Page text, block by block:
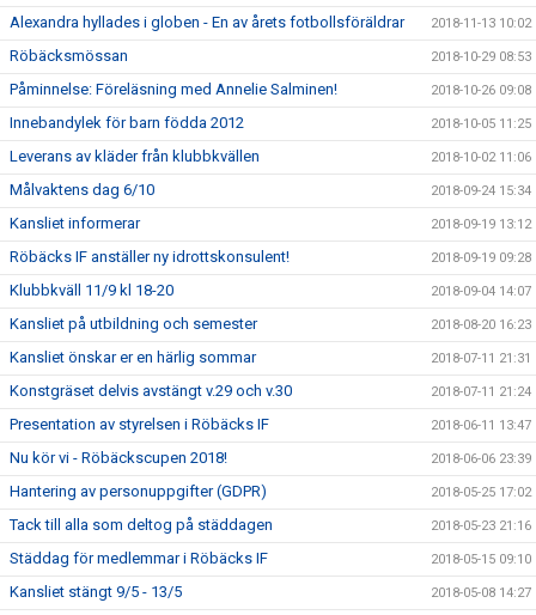
Alexandra hyllades i globen - En av årets fotbollsföräldrar 2018-11-13 10:02
Röbäcksmössan 2018-10-29 08:53
Påminnelse: Föreläsning med Annelie Salminen! 2018-10-26 09:08
Innebandylek för barn födda 2012 2018-10-05 11:25
Leverans av kläder från klubbkvällen 2018-10-02 11:06
Målvaktens dag 6/10 2018-09-24 15:34
Kansliet informerar 2018-09-19 13:12
Röbäcks IF anställer ny idrottskonsulent! 2018-09-19 09:28
Klubbkväll 11/9 kl 18-20 2018-09-04 14:07
Kansliet på utbildning och semester 2018-08-20 16:23
Kansliet önskar er en härlig sommar 2018-07-11 21:31
Konstgräset delvis avstängt v.29 och v.30 2018-07-11 21:24
Presentation av styrelsen i Röbäcks IF 2018-06-11 13:47
Nu kör vi - Röbäckscupen 2018! 2018-06-06 23:39
Hantering av personuppgifter (GDPR) 2018-05-25 17:02
Tack till alla som deltog på städdagen 2018-05-23 21:16
Städdag för medlemmar i Röbäcks IF 2018-05-15 09:10
Kansliet stängt 9/5 - 13/5 2018-05-08 14:27